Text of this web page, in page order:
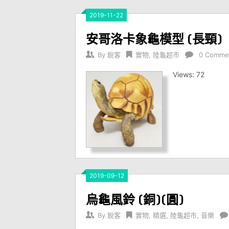
2019-11-22
安哥洛卡象龜模型 (長頸)
By 銳客 實物 陸龜超市 0
Views: 72
2019-09-12
烏龜風鈴 (銅)(圓)
By 銳客 實物 精選 陸龜超市 音樂